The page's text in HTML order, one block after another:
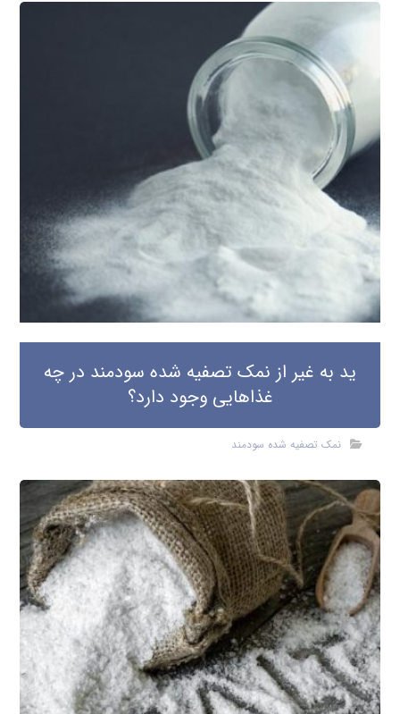
ید به غیر از نمک تصفیه شده سودمند در چه
غذاهایی وجود دارد؟
نمک تصفیه شده سودمند